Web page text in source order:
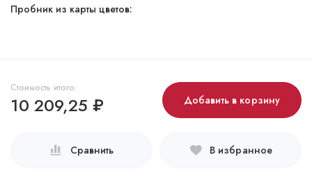
Пробник из карты цветов:
Стоимость итого:
10 209,25 ₽ Добавить в корзину
Сравнить В избранное